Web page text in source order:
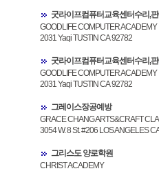
굿라이프컴퓨터교육센터수리,
GOODLIFE COMPUTER ACADEMY
2031 Yaqi TUSTIN CA 92782
굿라이프컴퓨터교육센터수리,
GOODLIFE COMPUTER ACADEMY
2031 Yaqi TUSTIN CA 92782
그레이스장공예방
GRACE CHANG ARTS&CRAFT
3054 W. 8 St. #206 LOS ANGELES
그리스도 양로학원
CHRIST ACADEMY